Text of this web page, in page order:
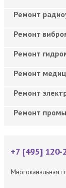
Ремонт
Ремонт
Ремонт
Ремонт
Ремонт
Ремонт
+7 [495] 120-
Многоканальная